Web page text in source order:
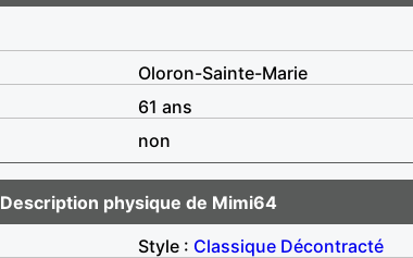
Oloron-Sainte-Marie
61 ans
non
Description physique de Mimi64
Style : Classique Décontracté